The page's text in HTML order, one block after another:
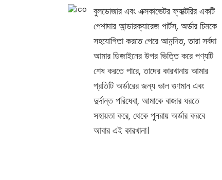
বুলডোজার এবং এক্সকাভেটর ফ্যাক্টরির একটি
পেশাদার আন্ডারক্যারেজ পার্টস, অর্ডার চিমকে
সহযোগিতা করতে পেরে আনন্দিত, তারা সর্বদা
আমার ডিজাইনের উপর ভিত্তি করে পণ্যটি
শেষ করতে পারে, তাদের কারখানায় আমার
প্রতিটি অর্ডারের জন্য ভাল গুণমান এবং
দুর্দান্ত পরিষেবা, আমাকে বাজার ধরতে
সহায়তা করে, থেকে পুনরায় অর্ডার করবে
আবার এই কারখানা।